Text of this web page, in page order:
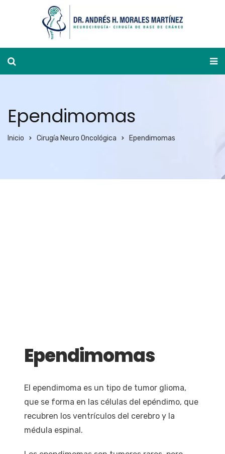
Ependimomas
Inicio Cirugía Neuro Oncológica Ependimomas
Ependimomas
El ependimoma es un tipo de tumor glioma,
que se forma en las células del epéndimo, que
recubren los ventrículos del cerebro y la
médula espinal.